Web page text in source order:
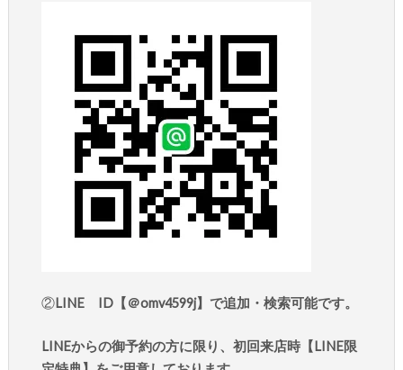
②LINE ID【＠omv4599j】で追加・検索可能です。
LINEからの御予約の方に限り、初回来店時【LINE限